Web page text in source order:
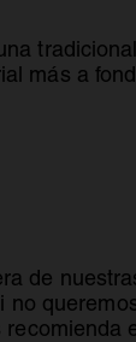
más a
en una
de